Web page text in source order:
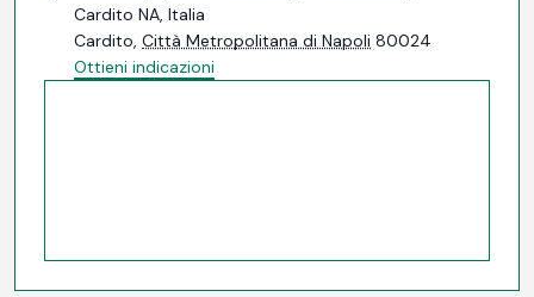
Cardito NA, Italia
Cardito, Città Metropolitana di Napoli 80024
Ottieni indicazioni